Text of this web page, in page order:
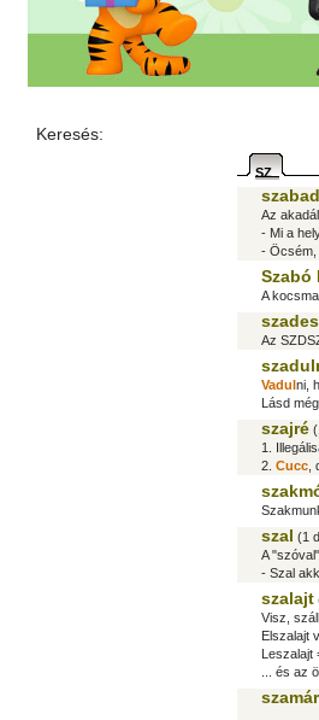
Keresés:
SZ
Az
- Mi a
- Öcsém,
Szabó
A
Az
Vadulni,
Lásd
szajré
1.
2. Cucc
szal (1
A
- Szal
szalajt
Visz,
Elszalajt
Leszalajt
... és az